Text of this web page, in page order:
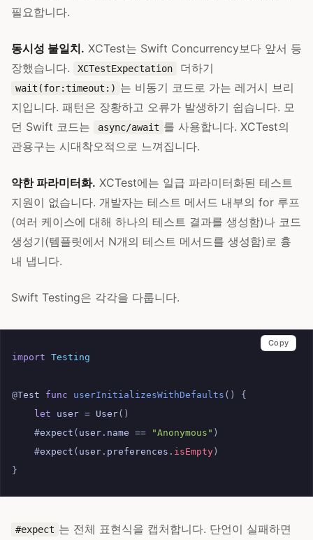
필요합니다.
동시성 불일치. XCTest는 Swift Concurrency보다 앞서 등
장했습니다.
XCTestExpectation 더하기
wait(for:timeout:) 는 비동기 코드로 가는 레거시 브리
지입니다. 패턴은 장황하고 오류가 발생하기 쉽습니다. 모
던 Swift 코드는
async/await 를 사용합니다. XCTest의
관용구는 시대착오적으로 느껴집니다.
약한 파라미터화. XCTest에는 일급 파라미터화된 테스트
지원이 없습니다. 개발자는 테스트 메서드 내부의 for 루프
(여러 케이스에 대해 하나의 테스트 결과를 생성함)나 코드
생성기(템플릿에서 N개의 테스트 메서드를 생성함)로 흉
내 냅니다.
Swift Testing은 각각을 다룹니다.
import Testing
@Test func userInitializesWithDefaults ()
{
let
user = User()
#expect ( user . name == "Anonymous" )
#expect ( user . preferences . isEmpty)
}
Copy
#expect 는 전체 표현식을 캡처합니다. 단언이 실패하면